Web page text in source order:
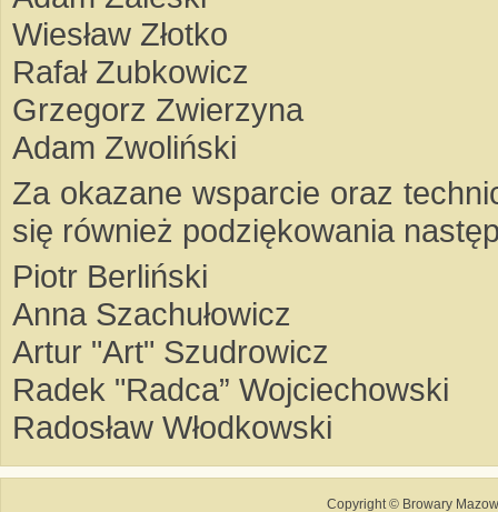
Wiesław Złotko
Rafał Zubkowicz
Grzegorz Zwierzyna
Adam Zwoliński
Za okazane wsparcie oraz
się również podziękowania
Piotr Berliński
Anna Szachułowicz
Artur "Art" Szudrowicz
Radek "Radca” Wojciechowski
Radosław Włodkowski
Copyright © Browary